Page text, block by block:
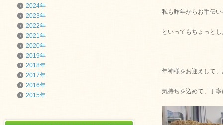
2024年
2023年
2022年
2021年
2020年
2019年
2018年
2017年
2016年
2015年
私も昨年からお手伝
といってもちょっと
年神様をお迎えして
気持ちを込めて、丁寧